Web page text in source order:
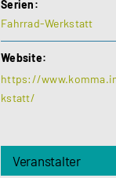
Serien:
Fahrrad-Werkstatt
Website:
https://
kstatt/
Veranstalter